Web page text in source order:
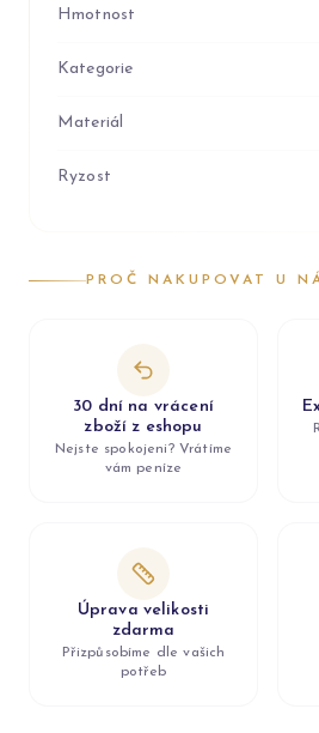
Hmotnost
Kategorie
Materiál
Ryzost
PROČ NAKUPOVAT U
30 dní na vrácení
zboží z eshopu
Nejste spokojeni? Vrátíme
vám peníze
Úprava velikosti
zdarma
Přizpůsobíme dle vašich
potřeb